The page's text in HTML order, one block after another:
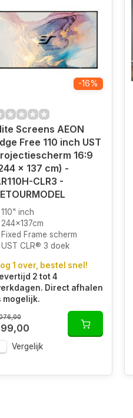
-16%
Screens AEON
Free 110 inch UST
16:9
x 137 cm) -
CLR3 -
110" inch
244x137cm
Fixed Frame scherm
UST CLR® 3 doek
1 over, bestel snel!
2 tot 4
Direct afhalen
mogelijk.
Vergelijk